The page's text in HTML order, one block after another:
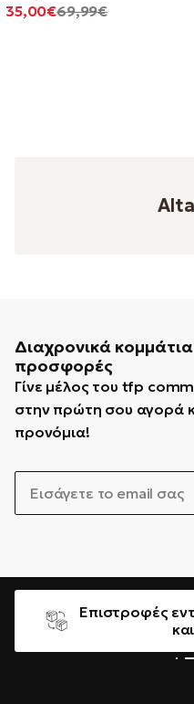
ΚΑΝΟΝΙΚΉ
69,99€
ΕΛΆΧΙΣΤΗ
35,00€
Διαχρονικά
προσφορές
Γίνε μέλος του tfp
στην πρώτη σου αγορά
προνόμια!
EMAIL
Επιστροφές